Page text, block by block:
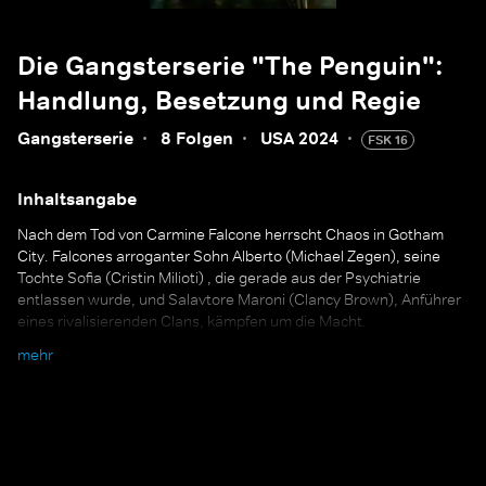
Die Gangsterserie "The Penguin":
Handlung, Besetzung und Regie
Gangsterserie · 8 Folgen · USA 2024 · FSK 16
Inhaltsangabe
Nach dem Tod von Carmine Falcone herrscht Chaos in Gotham
City. Falcones arroganter Sohn Alberto (Michael Zegen), seine
Tochte Sofia (Cristin Milioti) , die gerade aus der Psychiatrie
entlassen wurde, und Salavtore Maroni (Clancy Brown), Anführer
eines rivalisierenden Clans, kämpfen um die Macht.
Oswald "Oz" Cobblepot. Der entstellte Gangster galt unter
mehr